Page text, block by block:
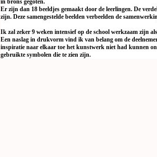
in brons gegoten.
Er zijn dan 18 beeldjes gemaakt door de leerlingen. De
zijn. Deze samengestelde beelden verbeelden de
Ik zal zeker 9 weken intensief op de school werkzaam zijn
Een naslag in drukvorm vind ik van belang om de
inspiratie naar elkaar toe het kunstwerk niet had kunnen
gebruikte symbolen die te zien zijn.